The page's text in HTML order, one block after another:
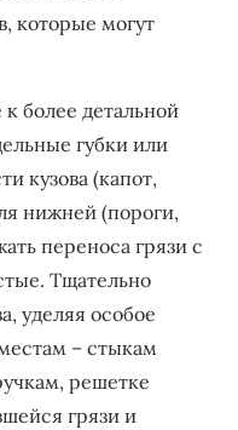
которые могут
более детальной
губки или
кузова (капот‚
нижней (пороги‚
переноса грязи с
Тщательно
уделяя особое
– стыкам
решетке
грязи и